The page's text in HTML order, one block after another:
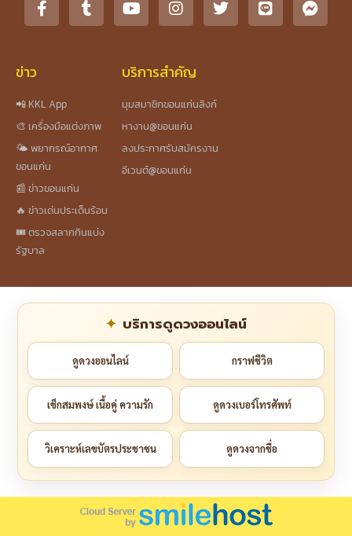
ข่าว
📲 KKL App
🎨 เครื่องมือแต่งภาพ
🌤️ พยากรณ์อากาศ
ขอนแก่น
📰 ข่าวขอนแก่น
🔥 ข่าวเด่นประเด็นร้อน
🎟️ ตรวจสลากกินแบ่ง
รัฐบาล
บริการสำคัญ
มุมสมาชิกขอนแก่นลิงก์
หางาน@ขอนแก่น
ลงประกาศรับสมัครงาน
อีเวนต์@ขอนแก่น
บริการดูดวงออนไลน์
ดูดวงออนไลน์ กราฟชีวิต
เช็กสมพงษ์ เนื้อคู่ ความรัก ดูดวงเบอร์โทรศัพท์
วิเคราะห์เลขบัตรประชาชน ดูดวงจากชื่อ